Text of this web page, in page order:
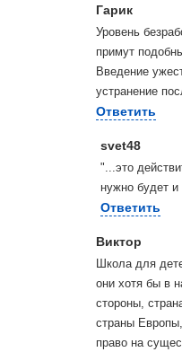
Гарик
Уровень
примут
Введение
устранение
Ответить
svet48
"...это
нужно будет и
Ответить
Виктор
Школа для
они хотя бы в
стороны,
страны
право на